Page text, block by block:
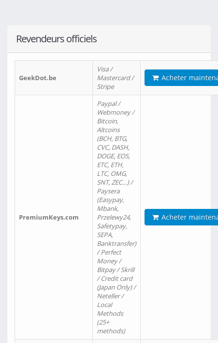
Revendeurs officiels
GeekDot.be
Visa /
Mastercard /
Stripe
Acheter
PremiumKeys.com
Paypal /
Webmoney /
Bitcoin,
Altcoins
(BCH, BTG,
CVC, DASH,
DOGE, EOS,
ETC, ETH,
LTC, OMG,
SNT, ZEC…) /
Paysera
(Easypay,
Mbank,
Przelewy24,
Safetypay,
SEPA,
Banktransfer)
/ Perfect
Money /
Bitpay / Skrill
/ Credit card
(Japan Only) /
Neteller /
Local
Methods
(25+
methods)
Acheter